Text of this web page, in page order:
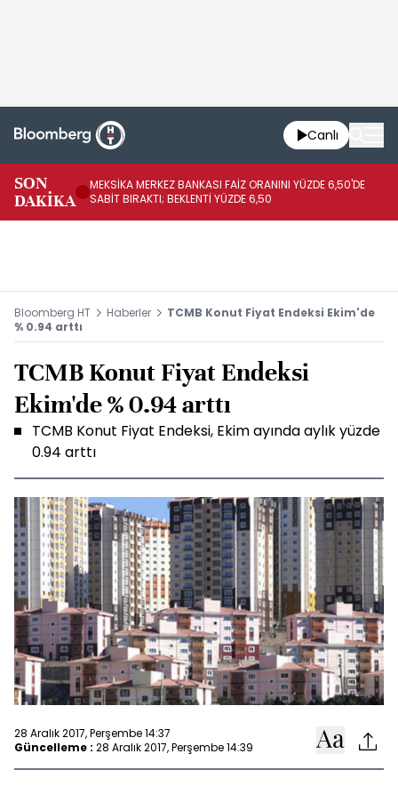
Canlı
SON
DAKİKA
MEKSİKA MERKEZ BANKASI FAİZ ORANINI YÜZDE 6,50'DE
SABİT BIRAKTI; BEKLENTİ YÜZDE 6,50
Bloomberg HT Haberler
TCMB Konut Fiyat Endeksi Ekim'de
% 0.94 arttı
TCMB Konut Fiyat Endeksi
Ekim'de % 0.94 arttı
TCMB Konut Fiyat Endeksi, Ekim ayında aylık yüzde
0.94 arttı
28 Aralık 2017, Perşembe 14:37
Güncelleme : 28 Aralık 2017, Perşembe 14:39